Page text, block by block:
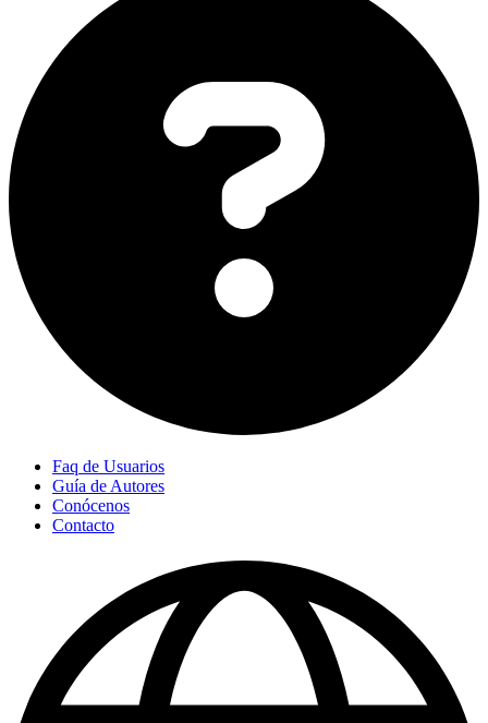
Faq de Usuarios
Guía de Autores
Conócenos
Contacto